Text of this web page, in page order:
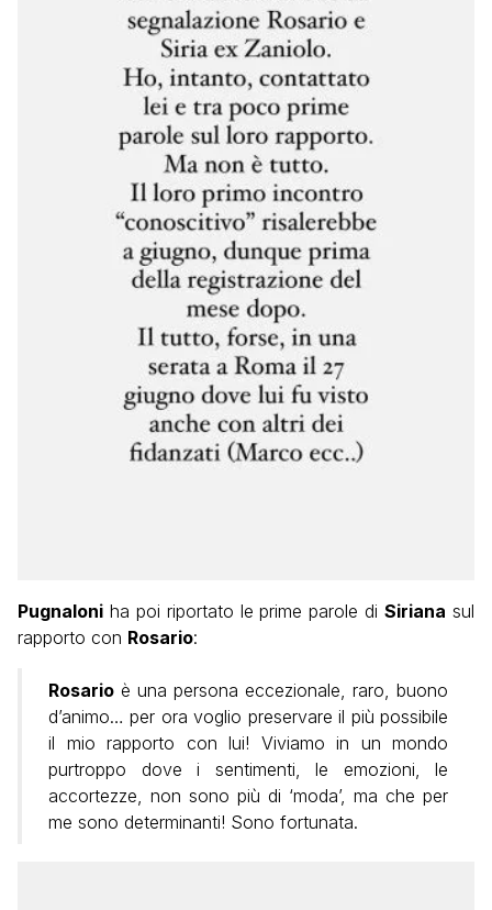
Pugnaloni ha poi riportato le prime parole diSiriana sul
rapporto con Rosario:
Rosario è una persona eccezionale, raro, buono
d’animo… per ora voglio preservare il più possibile
il mio rapporto con lui! Viviamo in un mondo
purtroppo dove i sentimenti, le emozioni, le
accortezze, non sono più di ‘moda’, ma che per
me sono determinanti! Sono fortunata.